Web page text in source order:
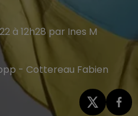
à 12h28 par Ines M
- Cottereau Fabien